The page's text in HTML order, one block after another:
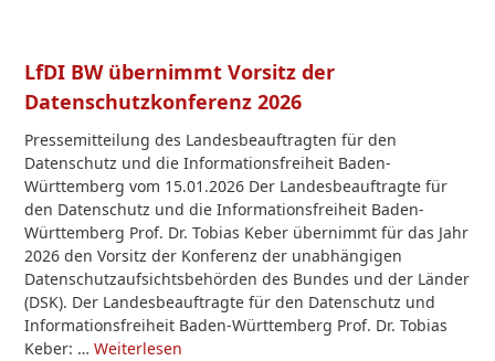
LfDI BW übernimmt Vorsitz der
Datenschutzkonferenz 2026
Pressemitteilung des Landesbeauftragten für den
Datenschutz und die Informationsfreiheit Baden-
Württemberg vom 15.01.2026 Der Landesbeauftragte für
den Datenschutz und die Informationsfreiheit Baden-
Württemberg Prof. Dr. Tobias Keber übernimmt für das Jahr
2026 den Vorsitz der Konferenz der unabhängigen
Datenschutzaufsichtsbehörden des Bundes und der Länder
(DSK). Der Landesbeauftragte für den Datenschutz und
Informationsfreiheit Baden-Württemberg Prof. Dr. Tobias
Keber: …Weiterlesen